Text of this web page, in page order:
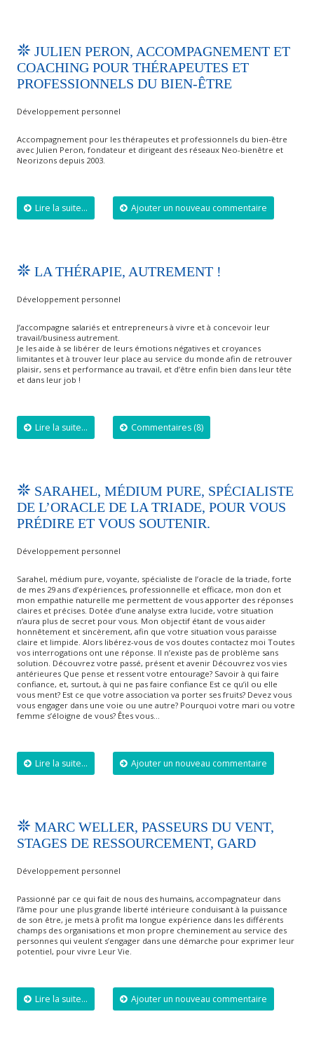
JULIEN PERON, ACCOMPAGNEMENT ET
COACHING POUR THÉRAPEUTES ET
PROFESSIONNELS DU BIEN-ÊTRE
Développement personnel
Accompagnement pour les thérapeutes et professionnels du bien-être
avec Julien Peron, fondateur et dirigeant des réseaux Neo-bienêtre et
Neorizons depuis 2003.
Lire la suite... Ajouter un nouveau commentaire
LA THÉRAPIE, AUTREMENT !
Développement personnel
J’accompagne salariés et entrepreneurs à vivre et à concevoir leur
travail/business autrement.
Je les aide à se libérer de leurs émotions négatives et croyances
limitantes et à trouver leur place au service du monde afin de retrouver
plaisir, sens et performance au travail, et d’être enfin bien dans leur tête
et dans leur job !
Lire la suite... Commentaires (8)
SARAHEL, MÉDIUM PURE, SPÉCIALISTE
DE L’ORACLE DE LA TRIADE, POUR VOUS
PRÉDIRE ET VOUS SOUTENIR.
Développement personnel
Sarahel, médium pure, voyante, spécialiste de l’oracle de la triade, forte
de mes 29 ans d’expériences, professionnelle et efficace, mon don et
mon empathie naturelle me permettent de vous apporter des réponses
claires et précises. Dotée d’une analyse extra lucide, votre situation
n’aura plus de secret pour vous. Mon objectif étant de vous aider
honnêtement et sincèrement, afin que votre situation vous paraisse
claire et limpide. Alors libérez-vous de vos doutes contactez moi Toutes
vos interrogations ont une réponse. Il n’existe pas de problème sans
solution. Découvrez votre passé, présent et avenir Découvrez vos vies
antérieures Que pense et ressent votre entourage? Savoir à qui faire
confiance, et, surtout, à qui ne pas faire confiance Est ce qu’il ou elle
vous ment? Est ce que votre association va porter ses fruits? Devez vous
vous engager dans une voie ou une autre? Pourquoi votre mari ou votre
femme s’éloigne de vous? Êtes vous…
Lire la suite... Ajouter un nouveau commentaire
MARC WELLER, PASSEURS DU VENT,
STAGES DE RESSOURCEMENT, GARD
Développement personnel
Passionné par ce qui fait de nous des humains, accompagnateur dans
l’âme pour une plus grande liberté intérieure conduisant à la puissance
de son être, je mets à profit ma longue expérience dans les différents
champs des organisations et mon propre cheminement au service des
personnes qui veulent s’engager dans une démarche pour exprimer leur
potentiel, pour vivre Leur Vie.
Lire la suite... Ajouter un nouveau commentaire